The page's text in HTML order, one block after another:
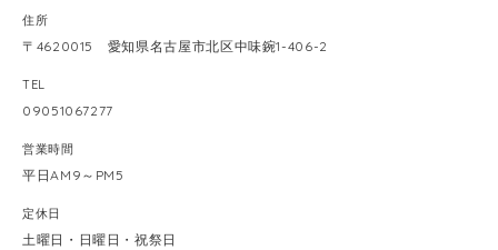
住所
〒4620015 愛知県名古屋市北区中味鋺1-406-2
TEL
09051067277
営業時間
平日AM9～PM5
定休日
土曜日・日曜日・祝祭日